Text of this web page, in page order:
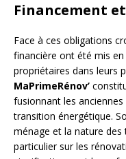
Financement
Face à ces obligations
financière ont été mis
propriétaires dans leurs
MaPrimeRénov’
fusionnant les anciennes
transition énergétique.
ménage et la nature des
particulier sur les